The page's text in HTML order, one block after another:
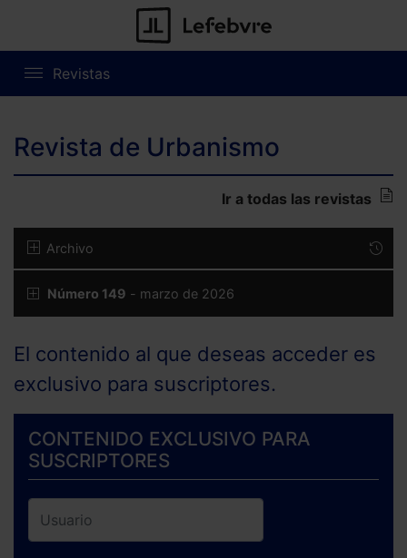
Revistas
Revista de Urbanismo
Ir a todas las revistas
Archivo
Número 149 - marzo de 2026
El contenido al que deseas acceder es
exclusivo para suscriptores.
CONTENIDO EXCLUSIVO PARA
SUSCRIPTORES